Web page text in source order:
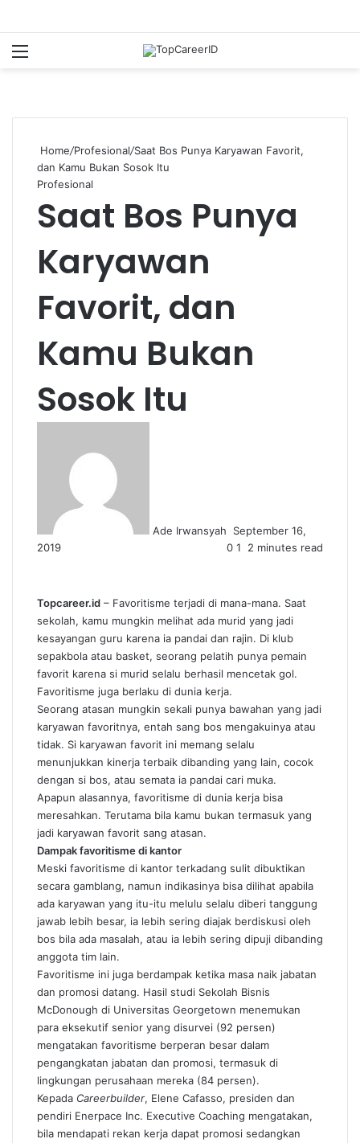
Menu
Home/Profesional/Saat Bos Punya Karyawan Favorit,
dan Kamu Bukan Sosok Itu
Profesional
Saat Bos Punya
Karyawan
Favorit, dan
Kamu Bukan
Sosok Itu
Ade Irwansyah
September 16,
2019
0 1 2 minutes read
Topcareer.id – Favoritisme terjadi di mana-mana. Saat
sekolah, kamu mungkin melihat ada murid yang jadi
kesayangan guru karena ia pandai dan rajin. Di klub
sepakbola atau basket, seorang pelatih punya pemain
favorit karena si murid selalu berhasil mencetak gol.
Favoritisme juga berlaku di dunia kerja.
Seorang atasan mungkin sekali punya bawahan yang jadi
karyawan favoritnya, entah sang bos mengakuinya atau
tidak. Si karyawan favorit ini memang selalu
menunjukkan kinerja terbaik dibanding yang lain, cocok
dengan si bos, atau semata ia pandai cari muka.
Apapun alasannya, favoritisme di dunia kerja bisa
meresahkan. Terutama bila kamu bukan termasuk yang
jadi karyawan favorit sang atasan.
Dampak favoritisme di kantor
Meski favoritisme di kantor terkadang sulit dibuktikan
secara gamblang, namun indikasinya bisa dilihat apabila
ada karyawan yang itu-itu melulu selalu diberi tanggung
jawab lebih besar, ia lebih sering diajak berdiskusi oleh
bos bila ada masalah, atau ia lebih sering dipuji dibanding
anggota tim lain.
Favoritisme ini juga berdampak ketika masa naik jabatan
dan promosi datang. Hasil studi Sekolah Bisnis
McDonough di Universitas Georgetown menemukan
para eksekutif senior yang disurvei (92 persen)
mengatakan favoritisme berperan besar dalam
pengangkatan jabatan dan promosi, termasuk di
lingkungan perusahaan mereka (84 persen).
Kepada Careerbuilder, Elene Cafasso, presiden dan
pendiri Enerpace Inc. Executive Coaching mengatakan,
bila mendapati rekan kerja dapat promosi sedangkan